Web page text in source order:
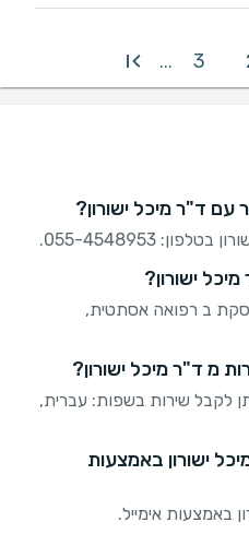
3
...
עם ד"ר מיכל ישורון?
055-4548953.
ישורון?
ב רפואה אסתטית,
מ ד"ר מיכל ישורון?
לקבל שירות בשפות: עברית,
ישורון באמצעות
באמצעות אימייל.